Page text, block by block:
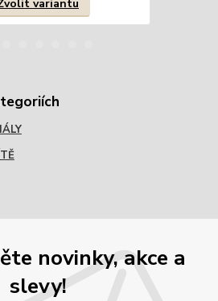
variantu
novinky, akce a
slevy!